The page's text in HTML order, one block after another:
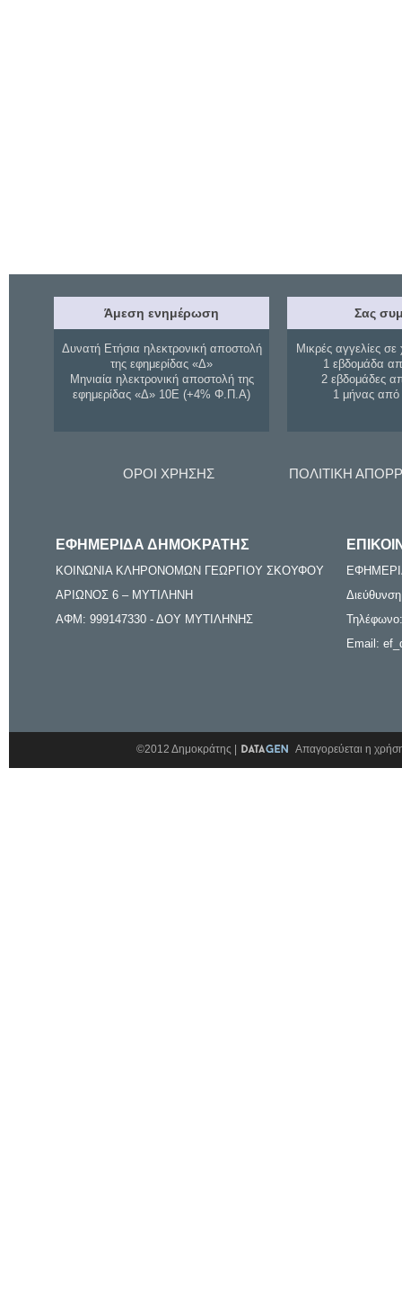
Άμεση ενημέρωση
Δυνατή Ετήσια ηλεκτρονική αποστολή
της εφημερίδας «Δ»
Μηνιαία ηλεκτρονική αποστολή της
εφημερίδας «Δ» 10Ε (+4% Φ.Π.Α)
Σας
Μικρές αγγελίες σε
1 εβδομάδα
2 εβδομάδες
1 μήνας
ΟΡΟΙ ΧΡΗΣΗΣ ΠΟΛΙΤΙΚΗ
ΕΦΗΜΕΡΙΔΑ ΔΗΜΟΚΡΑΤΗΣ
ΚΟΙΝΩΝΙΑ ΚΛΗΡΟΝΟΜΩΝ ΓΕΩΡΓΙΟΥ ΣΚΟΥΦΟΥ
ΑΡΙΩΝΟΣ 6 – ΜΥΤΙΛΗΝΗ
ΑΦΜ: 999147330 - ΔΟΥ ΜΥΤΙΛΗΝΗΣ
Email:
©2012 Δημοκράτης | Απαγορεύεται η